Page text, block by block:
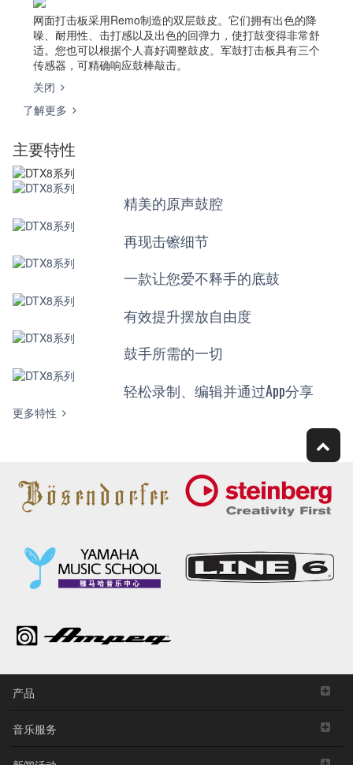
网面打击板采用Remo制造的双层鼓皮。它们拥有出色的降
噪、耐用性、击打感以及出色的回弹力，使打鼓变得非常舒
适。您也可以根据个人喜好调整鼓皮。军鼓打击板具有三个
传感器，可精确响应鼓棒敲击。
关闭
了解更多
主要特性
精美的原声鼓腔
再现击镲细节
一款让您爱不释手的底鼓
有效提升摆放自由度
鼓手所需的一切
轻松录制、编辑并通过App分享
更多特性
产品
音乐服务